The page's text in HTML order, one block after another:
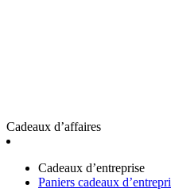
Cadeaux d’affaires
Cadeaux d’entreprise
Paniers cadeaux